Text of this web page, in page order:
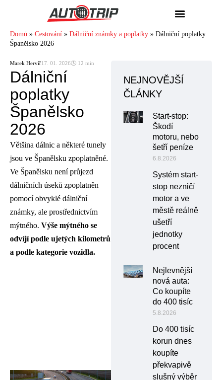
Domů » Cestování » Dálniční známky a poplatky » Dálniční poplatky
Španělsko 2026
Marek Hervíř17. 01. 2026🕓 12 min
Dálniční
poplatky
Španělsko
2026
Většina dálnic a některé tunely
jsou ve Španělsku zpoplatněné.
Ve Španělsku není průjezd
dálničních úseků zpoplatněn
pomocí obvyklé dálniční
známky, ale prostřednictvím
mýtného. Výše mýtného se
odvíjí podle ujetých kilometrů
a podle kategorie vozidla.
NEJNOVĚJŠÍ
ČLÁNKY
Start-stop:
Škodí
motoru, nebo
šetří peníze
6.8.2026
Systém start-
stop nezničí
motor a ve
městě reálně
ušetří
jednotky
procent
Nejlevnější
nová auta:
Co koupíte
do 400 tisíc
5.8.2026
Do 400 tisíc
korun dnes
koupíte
překvapivě
slušný výběr